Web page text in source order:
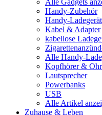
Alle Gadgets
Handy-Zubehör
Handy-
Kabel & Adapter
kabellose
Alle Handy-
Kopfhörer &
Lautsprecher
Powerbanks
USB
Alle Artikel
Zuhause & Leben